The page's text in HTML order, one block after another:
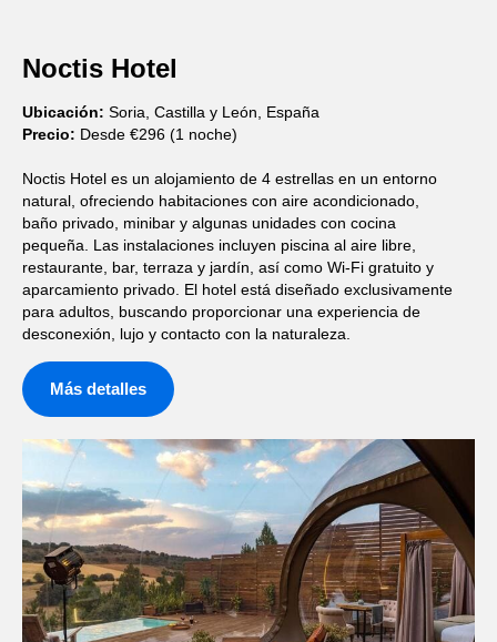
Noctis Hotel
Ubicación: Soria, Castilla y León, España
Precio: Desde €296 (1 noche)
Noctis Hotel es un alojamiento de 4 estrellas en un entorno
natural, ofreciendo habitaciones con aire acondicionado,
baño privado, minibar y algunas unidades con cocina
pequeña. Las instalaciones incluyen piscina al aire libre,
restaurante, bar, terraza y jardín, así como Wi-Fi gratuito y
aparcamiento privado. El hotel está diseñado exclusivamente
para adultos, buscando proporcionar una experiencia de
desconexión, lujo y contacto con la naturaleza.
Más detalles